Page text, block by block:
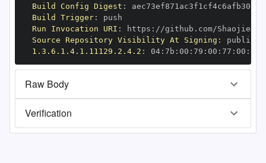
Build Config Digest :
Build Trigger:
Run Invocation URI : https :
Source Repository Visibility At Signing :
1.3.6.1.4.1.11129.2.4.2 : 04: 7b : 00 : 79 : 00 : 77 : 00 : dd
Raw Body
Verification